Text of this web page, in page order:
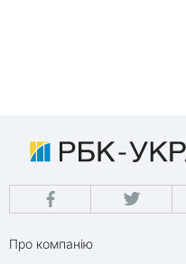
Про компанію